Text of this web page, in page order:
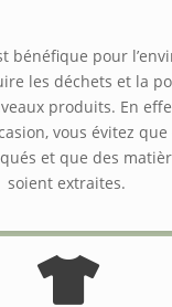
bénéfique pour
les déchets et la
produits. En
vous évitez
et que des
soient extraites.
